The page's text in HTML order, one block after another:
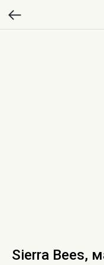
Sierra Bees,